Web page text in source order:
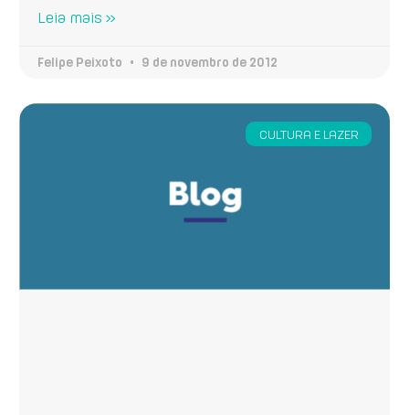
Leia mais »
Felipe Peixoto 9 de novembro de 2012
CULTURA E LAZER